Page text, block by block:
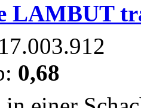
LAMBUT
0,68